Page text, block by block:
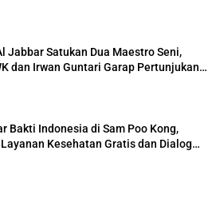
Jabbar Satukan Dua Maestro Seni,
dan Irwan Guntari Garap Pertunjukan
Bakti Indonesia di Sam Poo Kong,
Kesehatan Gratis dan Dialog